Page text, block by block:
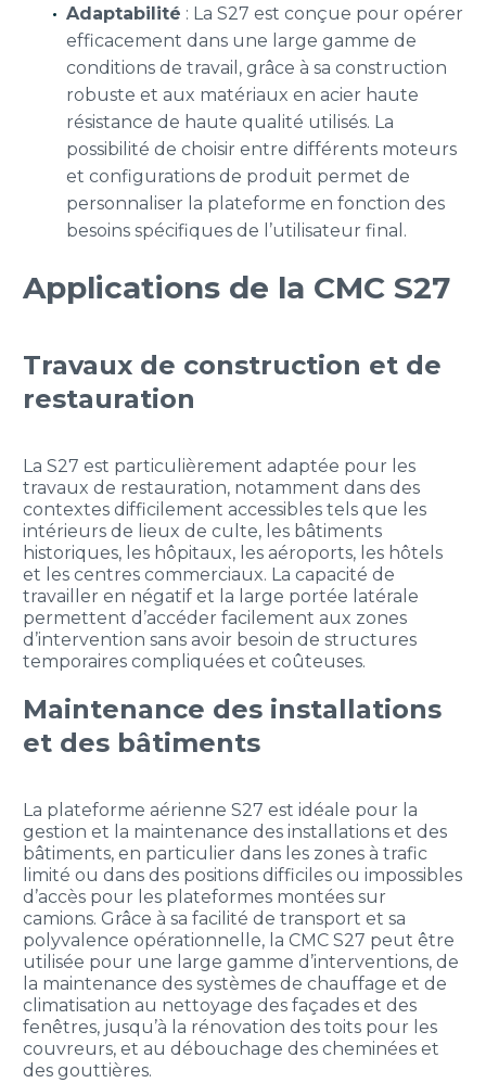
Adaptabilité : La S27 est conçue pour opérer
efficacement dans une large gamme de
conditions de travail, grâce à sa construction
robuste et aux matériaux en acier haute
résistance de haute qualité utilisés. La
possibilité de choisir entre différents moteurs
et configurations de produit permet de
personnaliser la plateforme en fonction des
besoins spécifiques de l’utilisateur final.
Applications de la CMC S27
Travaux de construction et de
restauration
La S27 est particulièrement adaptée pour les
travaux de restauration, notamment dans des
contextes difficilement accessibles tels que les
intérieurs de lieux de culte, les bâtiments
historiques, les hôpitaux, les aéroports, les hôtels
et les centres commerciaux. La capacité de
travailler en négatif et la large portée latérale
permettent d’accéder facilement aux zones
d’intervention sans avoir besoin de structures
temporaires compliquées et coûteuses.
Maintenance des installations
et des bâtiments
La plateforme aérienne S27 est idéale pour la
gestion et la maintenance des installations et des
bâtiments, en particulier dans les zones à trafic
limité ou dans des positions difficiles ou impossibles
d’accès pour les plateformes montées sur
camions. Grâce à sa facilité de transport et sa
polyvalence opérationnelle, la CMC S27 peut être
utilisée pour une large gamme d’interventions, de
la maintenance des systèmes de chauffage et de
climatisation au nettoyage des façades et des
fenêtres, jusqu’à la rénovation des toits pour les
couvreurs, et au débouchage des cheminées et
des gouttières.